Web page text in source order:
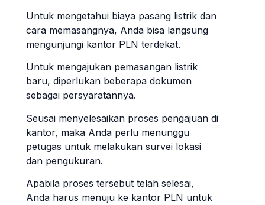
Untuk mengetahui biaya pasang listrik dan
cara memasangnya, Anda bisa langsung
mengunjungi kantor PLN terdekat.
Untuk mengajukan pemasangan listrik
baru, diperlukan beberapa dokumen
sebagai persyaratannya.
Seusai menyelesaikan proses pengajuan di
kantor, maka Anda perlu menunggu
petugas untuk melakukan survei lokasi
dan pengukuran.
Apabila proses tersebut telah selesai,
Anda harus menuju ke kantor PLN untuk